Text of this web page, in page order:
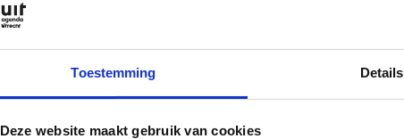
Toestemming Details
Deze website maakt gebruik van cookies
Darn, that's a big ol' 404